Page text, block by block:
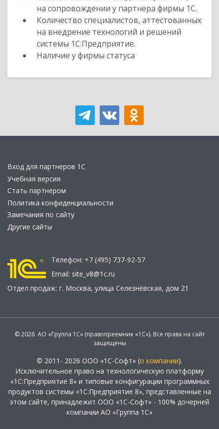
на сопровождении у партнера фирмы 1С.
Количество специалистов, аттестованных
на внедрение технологий и решений
системы 1С:Предприятие.
Наличие у фирмы статуса
Вход для партнеров 1С
Учебная версия
Стать партнером
Политика конфиденциальности
Замечания по сайту
Другие сайты
Телефон: +7 (495) 737-92-57
Email: site_v8@1c.ru
Отдел продаж: г. Москва, улица Селезнёвская, дом 21
© 2026 АО «Группа 1С» (правопреемник «1С»). Все права на сайт
защищены
© 2011- 2026 ООО «1С-Софт» (о компании).
Исключительное право на технологическую платформу
«1С:Предприятие 8» и типовые конфигурации программных
продуктов системы «1С:Предприятие 8», представленные на
этом сайте, принадлежит ООО «1С-Софт» - 100% дочерней
компании АО «Группа 1С»